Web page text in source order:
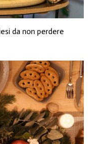
da non perdere